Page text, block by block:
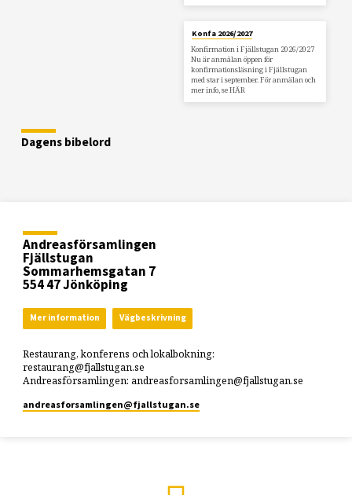
Konfa 2026/2027
Konfirmation i Fjällstugan 2026/2027
Nu är anmälan öppen för
konfirmationsläsning i Fjällstugan
med star i september. För anmälan och
mer info, se HÄR
Dagens bibelord
Andreasförsamlingen
Fjällstugan
Sommarhemsgatan 7
554 47 Jönköping
Mer information Vägbeskrivning
Restaurang, konferens och lokalbokning:
restaurang@fjallstugan.se
Andreasförsamlingen: andreasforsamlingen@fjallstugan.se
andreasforsamlingen​@fjallstugan.se